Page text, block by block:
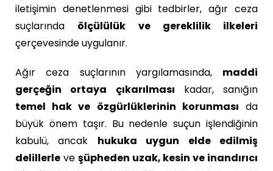
iletişimin denetlenmesi gibi tedbirler, ağır ceza
suçlarında ölçülülük ve gereklilik ilkeleri
çerçevesinde uygulanır.
Ağır ceza suçlarının yargılamasında, maddi
gerçeğin ortaya çıkarılması kadar, sanığın
temel hak ve özgürlüklerinin korunması da
büyük önem taşır. Bu nedenle suçun işlendiğinin
kabulü, ancak hukuka uygun elde edilmiş
delillerle ve şüpheden uzak, kesin ve inandırıcı